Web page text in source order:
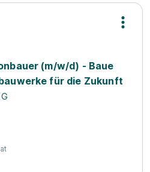
(m/w/d) - Baue
für die Zukunft